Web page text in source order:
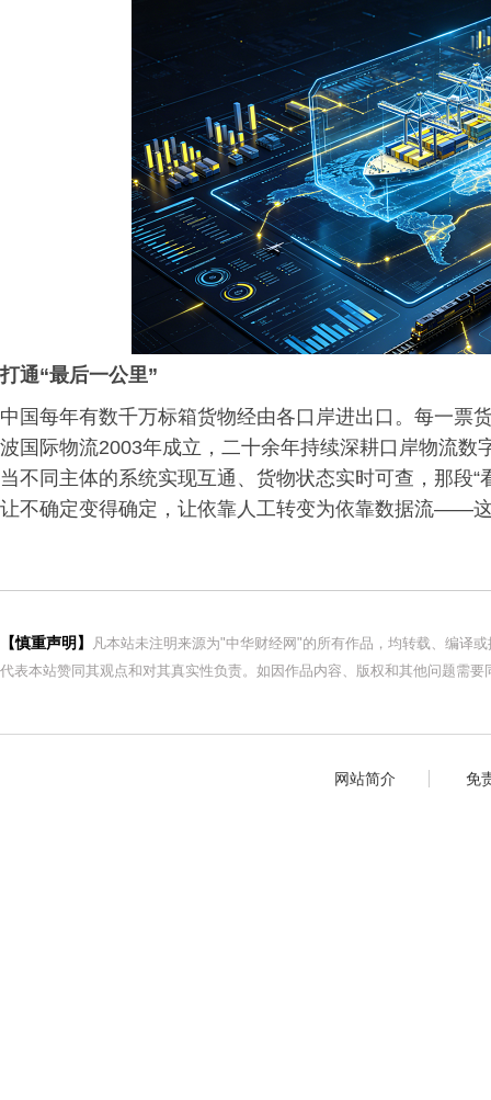
打通“最后一公里”
中国每年有数千万标箱货物经由各口岸进出口。每一票
波国际物流2003年成立，二十余年持续深耕口岸物流
当不同主体的系统实现互通、货物状态实时可查，那段“
让不确定变得确定，让依靠人工转变为依靠数据流——
【慎重声明】
凡本站未注明来源为"中华财经网"的所有作品，均转载、编译
代表本站赞同其观点和对其真实性负责。如因作品内容、版权和其他问题需
网站简介 免